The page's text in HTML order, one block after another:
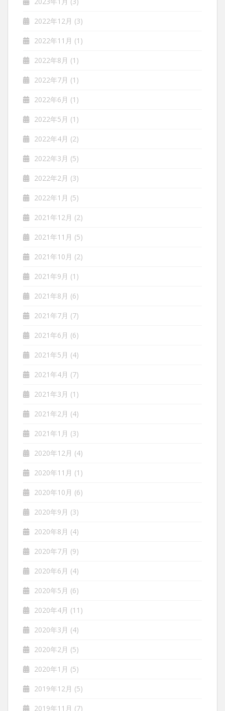
2022年12月 (3)
2022年11月 (1)
2022年8月 (1)
2022年7月 (1)
2022年6月 (1)
2022年5月 (1)
2022年4月 (2)
2022年3月 (5)
2022年2月 (3)
2022年1月 (5)
2021年12月 (2)
2021年11月 (5)
2021年10月 (2)
2021年9月 (1)
2021年8月 (6)
2021年7月 (7)
2021年6月 (6)
2021年5月 (4)
2021年4月 (7)
2021年3月 (1)
2021年2月 (4)
2021年1月 (3)
2020年12月 (4)
2020年11月 (1)
2020年10月 (6)
2020年9月 (3)
2020年8月 (4)
2020年7月 (9)
2020年6月 (4)
2020年5月 (6)
2020年4月 (11)
2020年3月 (4)
2020年2月 (5)
2020年1月 (5)
2019年12月 (5)
2019年11月 (7)